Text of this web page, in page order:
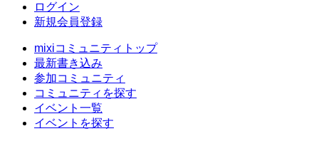
ログイン
新規会員登録
mixiコミュニティトップ
最新書き込み
参加コミュニティ
コミュニティを探す
イベント一覧
イベントを探す